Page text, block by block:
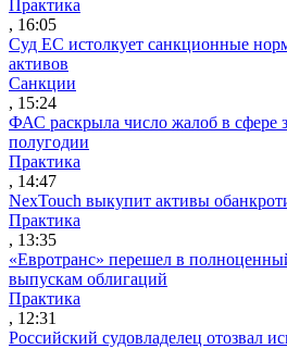
Практика
, 16:05
Суд ЕС истолкует санкционные
активов
Санкции
, 15:24
ФАС раскрыла число жалоб в сфере
полугодии
Практика
, 14:47
NexTouch выкупит активы
Практика
, 13:35
«Евротранс» перешел в
выпускам облигаций
Практика
, 12:31
Российский судовладелец отозвал